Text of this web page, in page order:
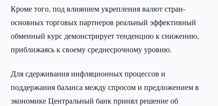
Кроме того, под влиянием укрепления валют стран-
основных торговых партнеров реальный эффективный
обменный курс демонстрирует тенденцию к снижению,
приближаясь к своему среднесрочному уровню.
Для сдерживания инфляционных процессов и
поддержания баланса между спросом и предложением в
экономике Центральный банк принял решение об